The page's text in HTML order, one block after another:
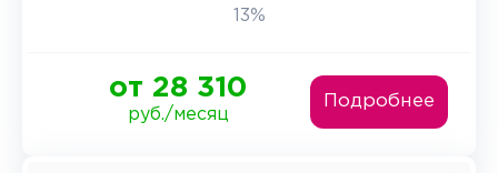
13%
от 28 310
руб./месяц
Подробнее